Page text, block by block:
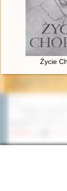
Życie